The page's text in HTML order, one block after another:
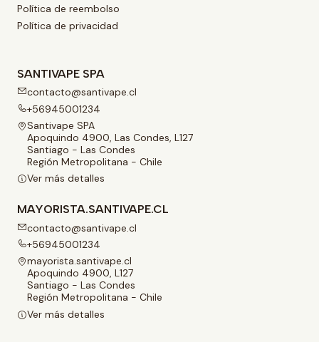
Política de reembolso
Política de privacidad
SANTIVAPE SPA
contacto@santivape.cl
+56945001234
Santivape SPA
Apoquindo 4900, Las Condes, L127
Santiago - Las Condes
Región Metropolitana - Chile
Ver más detalles
MAYORISTA.SANTIVAPE.CL
contacto@santivape.cl
+56945001234
mayorista.santivape.cl
Apoquindo 4900, L127
Santiago - Las Condes
Región Metropolitana - Chile
Ver más detalles